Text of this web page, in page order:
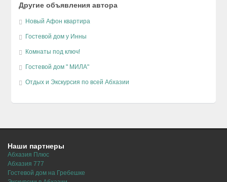
Другие объявления автора
Новый Афон квартира
Гостевой дом у Инны
Комнаты под ключ!
Гостевой дом " МИЛА"
Отдых и Экскурсия по всей Абхазии
Наши партнеры
Абхазия Плюс
Абхазия 777
Гостевой дом на Гребешке